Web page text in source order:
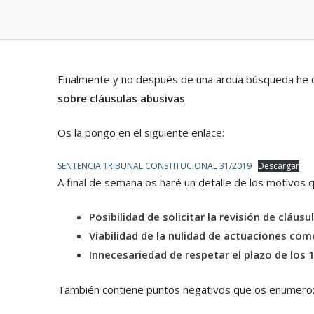
Finalmente y no después de una ardua búsqueda
sobre cláusulas abusivas
Os la pongo en el siguiente enlace:
SENTENCIA TRIBUNAL CONSTITUCIONAL 31/2019 Descargar
A final de semana os haré un detalle de los motivos
Posibilidad de solicitar la revisión de
Viabilidad de la nulidad de actuaciones
Innecesariedad de respetar el plazo de
También contiene puntos negativos que os enumero: